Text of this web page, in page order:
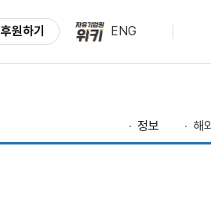
후원하기 ENG
정보 해